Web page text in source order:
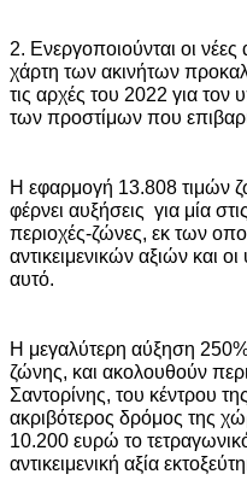
2. Ενεργοποιούνται οι
χάρτη των ακινήτων
τις αρχές του 2022 για
των προστίμων που
Η εφαρμογή 13.808 τιμών
φέρνει αυξήσεις για μία
περιοχές-ζώνες, εκ των
αντικειμενικών αξιών και
αυτό.
Η μεγαλύτερη αύξηση
ζώνης, και ακολουθούν
Σαντορίνης, του κέντρου
ακριβότερος δρόμος της
10.200 ευρώ το
αντικειμενική αξία